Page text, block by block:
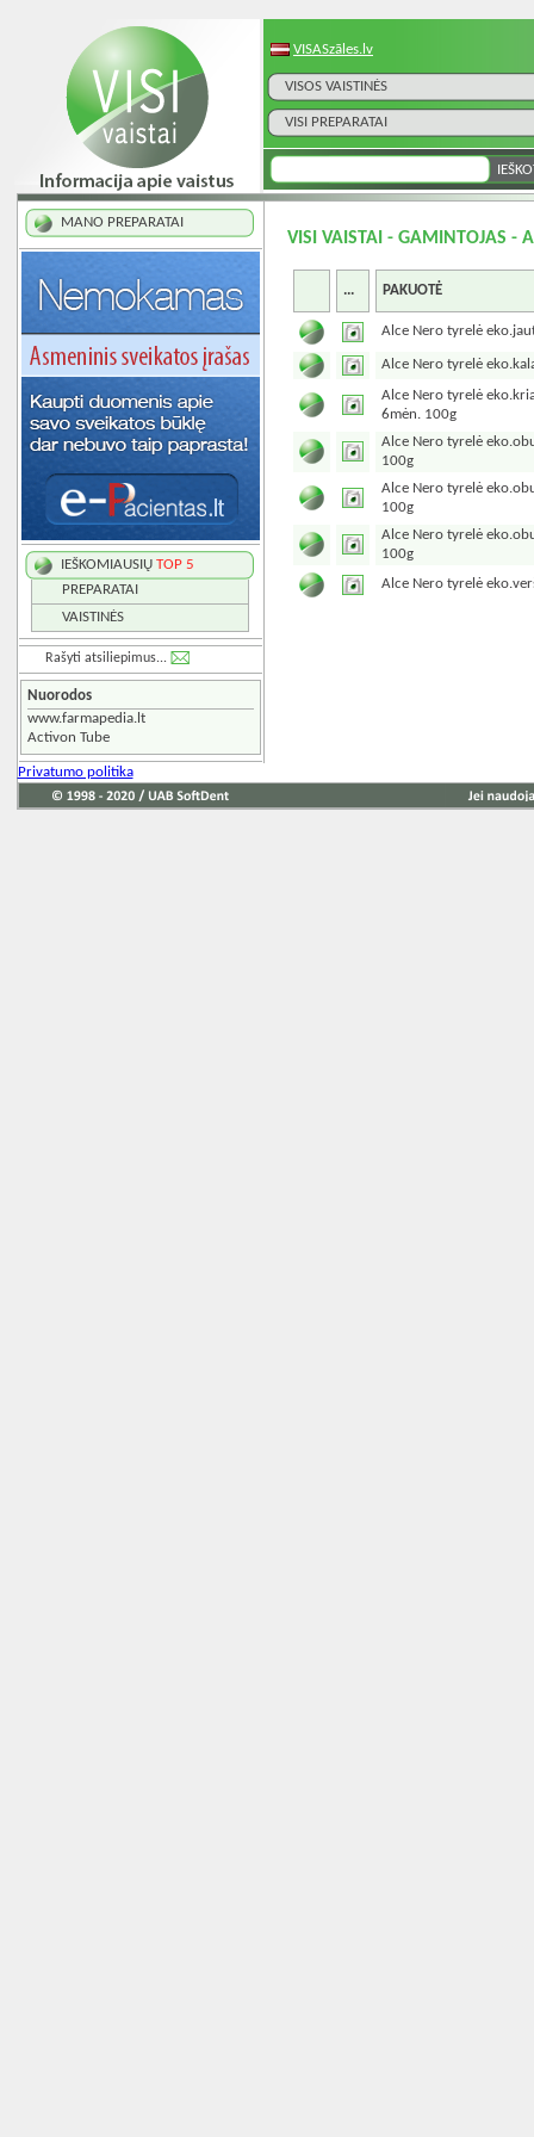
VISASzāles.lv
VISOS VAISTINĖS
VISI PREPARATAI
MANO PREPARATAI
IEŠKOMIAUSIŲ TOP 5
PREPARATAI
VAISTINĖS
Rašyti atsiliepimus...
Nuorodos
www.farmapedia.lt
Activon Tube
VISI VAISTAI - GAMINTOJAS -
... PAKUOTĖ
Alce Nero tyrelė
Alce Nero tyrelė
Alce Nero tyrelė
6mėn. 100g
Alce Nero tyrelė
100g
Alce Nero tyrelė
100g
Alce Nero tyrelė
100g
Alce Nero tyrelė
Privatumo politika